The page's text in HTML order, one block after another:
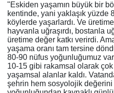
"Eskiden yaşamın büyük bir
kentinde, yani yaklaşık yüzde
köylerde yaşarlardı. Ve
hayvanla uğraşırdı, bostanla
üretime değer katkı verirdi.
yaşama oranı tam tersine
80-90 nüfus yoğunluğumuz
10-15 gibi rakamsal olarak
yaşamsal alanlar kaldı.
şehrin hem sosyolojik